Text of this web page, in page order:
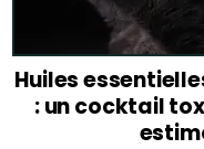
Huiles
: un cocktail